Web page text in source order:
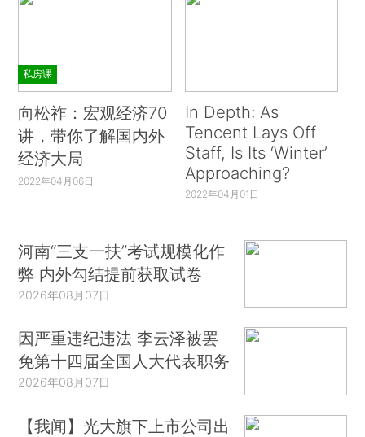
私房课
向松祚：宏观经济70
讲，带你了解国内外
经济大局
2022年04月06日
In Depth: As
Tencent Lays Off
Staff, Is Its ‘Winter’
Approaching?
2022年04月01日
河南“三支一扶”考试规模化作
弊 内外勾结提前获取试卷
2026年08月07日
因严重违纪违法 李云泽被罢
免第十四届全国人大代表职务
2026年08月07日
【我闻】光大旗下上市公司出